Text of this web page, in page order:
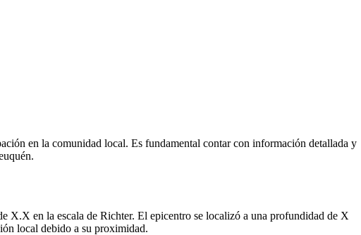
en la comunidad local. Es fundamental contar con información detallada y
X.X en la escala de Richter. El epicentro se localizó a una profundidad de X
local debido a su proximidad.